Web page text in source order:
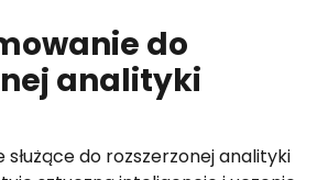
do
analityki
do rozszerzonej analityki